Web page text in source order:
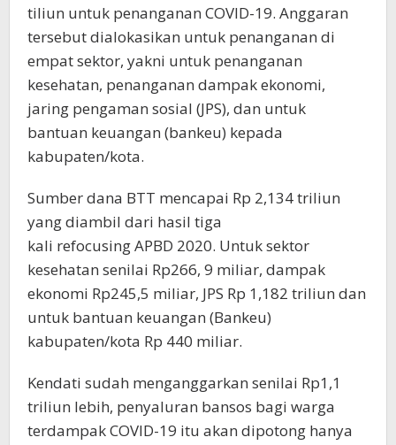
tiliun untuk penanganan COVID-19. Anggaran
tersebut dialokasikan untuk penanganan di
empat sektor, yakni untuk penanganan
kesehatan, penanganan dampak ekonomi,
jaring pengaman sosial (JPS), dan untuk
bantuan keuangan (bankeu) kepada
kabupaten/kota.
Sumber dana BTT mencapai Rp 2,134 triliun
yang diambil dari hasil tiga
kali refocusing APBD 2020. Untuk sektor
kesehatan senilai Rp266, 9 miliar, dampak
ekonomi Rp245,5 miliar, JPS Rp 1,182 triliun dan
untuk bantuan keuangan (Bankeu)
kabupaten/kota Rp 440 miliar.
Kendati sudah menganggarkan senilai Rp1,1
triliun lebih, penyaluran bansos bagi warga
terdampak COVID-19 itu akan dipotong hanya